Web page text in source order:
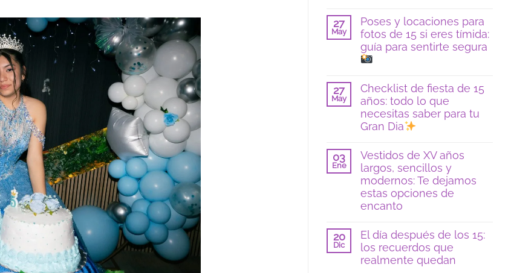
hay
comentarios
en
vestidos
de
en
color
azul:
tendencias
2026
27
May
Poses y locaciones para
fotos de 15 si eres tímida:
guía para sentirte segura
hay
comentarios
en
y
locaciones
de
15
si
eres
tímida:
guía
para
27
May
Checklist de fiesta de 15
años: todo lo que
necesitas saber para tu
Gran Dia
hay
comentarios
en
Checklist
de
fiesta
de
15
todo
lo
que
necesitas
saber
03
Ene
Vestidos de XV años
largos, sencillos y
modernos: Te dejamos
estas opciones de
encanto
hay
comentarios
en
Vestidos
de
20
Dic
El día después de los 15:
los recuerdos que
realmente quedan